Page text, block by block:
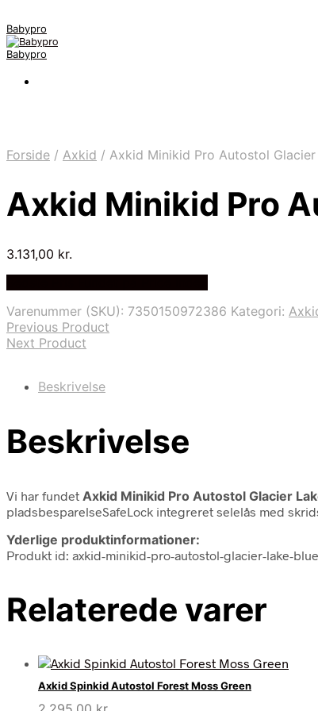
Babypro
Babypro
Forside / Axkid / Axkid Minikid Pro Autostol Glacier
Axkid Minikid Pro
3.131,00 kr.
Varenummer (SKU): 7350150972386 Kategori:
Previous Product
Next Product
Beskrivelse
Beskrivelse
Vi har fundet Axkid Minikid Pro Autostol Glacier
pladsbesparelseSafeLock integreret selelås med
Yderlige produktinformationer:
Produkt id: axkid-minikid-pro-autostol-glacier-lake-blue
Relaterede varer
Axkid Spinkid Autostol Forest Moss Green